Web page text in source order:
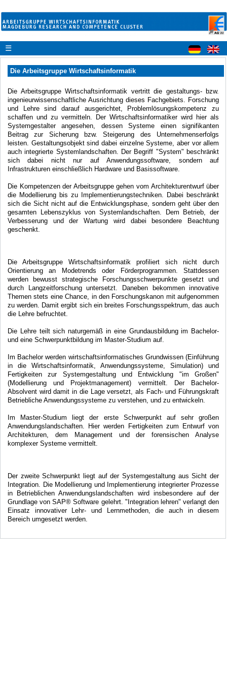
☰
Die Arbeitsgruppe Wirtschaftsinformatik
Die Arbeitsgruppe Wirtschaftsinformatik vertritt die gestaltungs- bzw.
ingenieurwissenschaftliche Ausrichtung dieses Fachgebiets. Forschung
und Lehre sind darauf ausgerichtet, Problemlösungskompetenz zu
schaffen und zu vermitteln. Der Wirtschaftsinformatiker wird hier als
Systemgestalter angesehen, dessen Systeme einen signifikanten
Beitrag zur Sicherung bzw. Steigerung des Unternehmenserfolgs
leisten. Gestaltungsobjekt sind dabei einzelne Systeme, aber vor allem
auch integrierte Systemlandschaften. Der Begriff "System" beschränkt
sich dabei nicht nur auf Anwendungssoftware, sondern auf
Infrastrukturen einschließlich Hardware und Basissoftware.
Die Kompetenzen der Arbeitsgruppe gehen vom Architekturentwurf über
die Modellierung bis zu Implementierungstechniken. Dabei beschränkt
sich die Sicht nicht auf die Entwicklungsphase, sondern geht über den
gesamten Lebenszyklus von Systemlandschaften. Dem Betrieb, der
Verbesserung und der Wartung wird dabei besondere Beachtung
geschenkt.
Die Arbeitsgruppe Wirtschaftsinformatik profiliert sich nicht durch
Orientierung an Modetrends oder Förderprogrammen. Stattdessen
werden bewusst strategische Forschungsschwerpunkte gesetzt und
durch Langzeitforschung untersetzt. Daneben bekommen innovative
Themen stets eine Chance, in den Forschungskanon mit aufgenommen
zu werden. Damit ergibt sich ein breites Forschungsspektrum, das auch
die Lehre befruchtet.
Die Lehre teilt sich naturgemäß in eine Grundausbildung im Bachelor-
und eine Schwerpunktbildung im Master-Studium auf.
Im Bachelor werden wirtschaftsinformatisches Grundwissen (Einführung
in die Wirtschaftsinformatik, Anwendungssysteme, Simulation) und
Fertigkeiten zur Systemgestaltung und Entwicklung "im Großen"
(Modellierung und Projektmanagement) vermittelt. Der Bachelor-
Absolvent wird damit in die Lage versetzt, als Fach- und Führungskraft
Betriebliche Anwendungssysteme zu verstehen, und zu entwickeln.
Im Master-Studium liegt der erste Schwerpunkt auf sehr großen
Anwendungslandschaften. Hier werden Fertigkeiten zum Entwurf von
Architekturen, dem Management und der forensischen Analyse
komplexer Systeme vermittelt.
Der zweite Schwerpunkt liegt auf der Systemgestaltung aus Sicht der
Integration. Die Modellierung und Implementierung integrierter Prozesse
in Betrieblichen Anwendungslandschaften wird insbesondere auf der
Grundlage von SAP® Software gelehrt. "Integration lehren" verlangt den
Einsatz innovativer Lehr- und Lernmethoden, die auch in diesem
Bereich umgesetzt werden.